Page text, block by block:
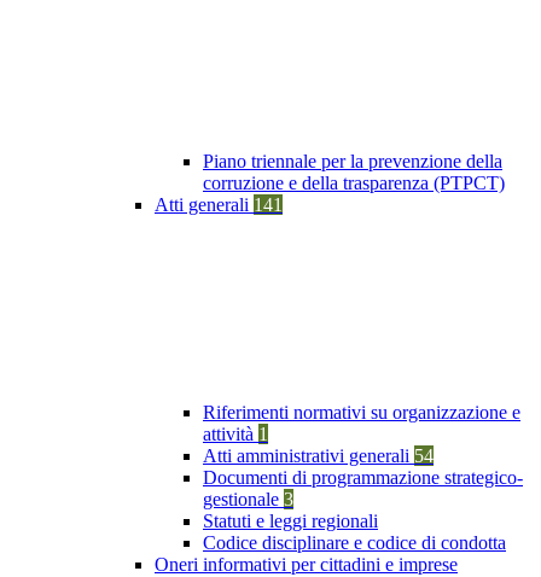
Piano triennale per la prevenzione della
corruzione e della trasparenza (PTPCT)
Atti generali 141
Riferimenti normativi su organizzazione e
attività 1
Atti amministrativi generali 54
Documenti di programmazione strategico-
gestionale 3
Statuti e leggi regionali
Codice disciplinare e codice di condotta
Oneri informativi per cittadini e imprese